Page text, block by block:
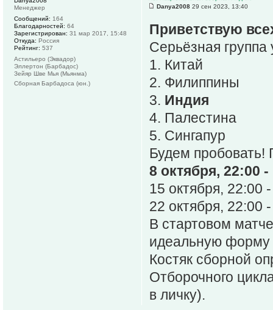
Danya2008 29 сен 2023, 13:40
Приветствую
Серьёзная группа
1. Китай
2. Филиппины
3. Индия
4. Палестина
5. Сингапур
Будем
8 октября, 22:00
15 октября, 22:00
22 октября, 22:00
В стартовом
идеальную форму
Костяк сборной
Отборочного
в личку).
Менеджер
Сообщений: 164
Благодарностей: 64
Зарегистрирован: 31 мар 2017, 15:48
Откуда: Россия
Рейтинг: 537
Астильеро (Эквадор)
Эллертон (Барбадос)
Зейяр Шве Мья (Мьянма)
Сборная Барбадоса (юн.)